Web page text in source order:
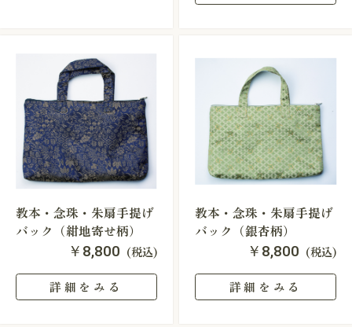
教本・念珠・朱扇手提げ
バック（紺地寄せ柄）
￥8,800 (税込)
詳細をみる
教本・念珠・朱扇手提げ
バック（銀杏柄）
￥8,800 (税込)
詳細をみる